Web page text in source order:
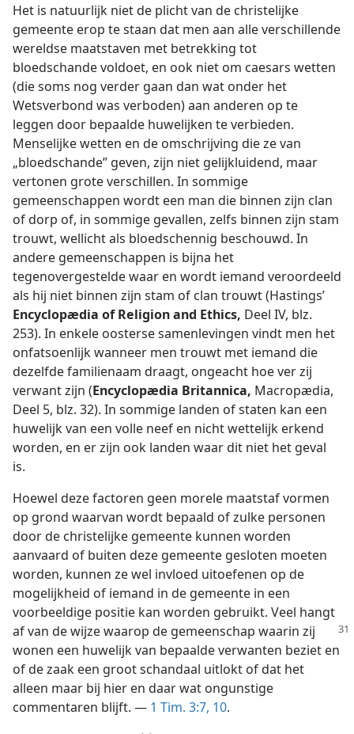
Het is natuurlijk niet de plicht van de christelijke
gemeente erop te staan dat men aan alle verschillende
wereldse maatstaven met betrekking tot
bloedschande voldoet, en ook niet om caesars wetten
(die soms nog verder gaan dan wat onder het
Wetsverbond was verboden) aan anderen op te
leggen door bepaalde huwelijken te verbieden.
Menselijke wetten en de omschrijving die ze van
„bloedschande” geven, zijn niet gelijkluidend, maar
vertonen grote verschillen. In sommige
gemeenschappen wordt een man die binnen zijn clan
of dorp of, in sommige gevallen, zelfs binnen zijn stam
trouwt, wellicht als bloedschennig beschouwd. In
andere gemeenschappen is bijna het
tegenovergestelde waar en wordt iemand veroordeeld
als hij niet binnen zijn stam of clan trouwt (Hastings’
Encyclopædia of Religion and Ethics, Deel IV, blz.
253). In enkele oosterse samenlevingen vindt men het
onfatsoenlijk wanneer men trouwt met iemand die
dezelfde familienaam draagt, ongeacht hoe ver zij
verwant zijn (Encyclopædia Britannica, Macropædia,
Deel 5, blz. 32). In sommige landen of staten kan een
huwelijk van een volle neef en nicht wettelijk erkend
worden, en er zijn ook landen waar dit niet het geval
is.
Hoewel deze factoren geen morele maatstaf vormen
op grond waarvan wordt bepaald of zulke personen
door de christelijke gemeente kunnen worden
aanvaard of buiten deze gemeente gesloten moeten
worden, kunnen ze wel invloed uitoefenen op de
mogelijkheid of iemand in de gemeente in een
voorbeeldige positie kan worden gebruikt. Veel hangt
afvan de wijze waarop de gemeenschap waarin zij
wonen een huwelijk van bepaalde verwanten beziet en
of de zaak een groot schandaal uitlokt of dat het
alleen maar bij hier en daar wat ongunstige
commentaren blijft. — 1 Tim. 3:7, 10.